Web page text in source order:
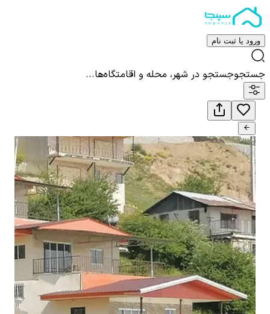
ورود یا ثبت نام
جستجوجستجو در شهر، محله و اقامتگاه‌ها...